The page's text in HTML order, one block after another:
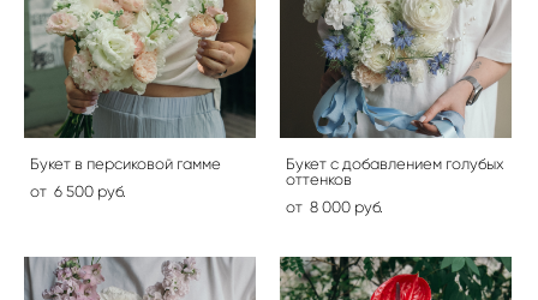
Букет в персиковой гамме
от 6 500 pуб.
Букет с добавлением голубых
оттенков
от 8 000 pуб.